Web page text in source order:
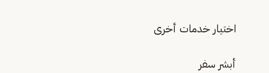
اختيار خدمات أخرى
أبشر سفر